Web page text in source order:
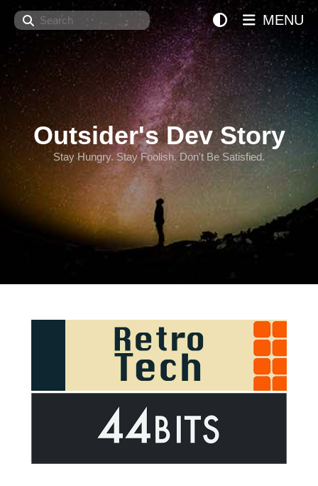
Search
Outsider's Dev Story
Stay Hungry. Stay Foolish. Don't Be Satisfied.
MENU